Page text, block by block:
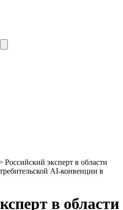
Российский эксперт в области
AI-конвенции в
в области